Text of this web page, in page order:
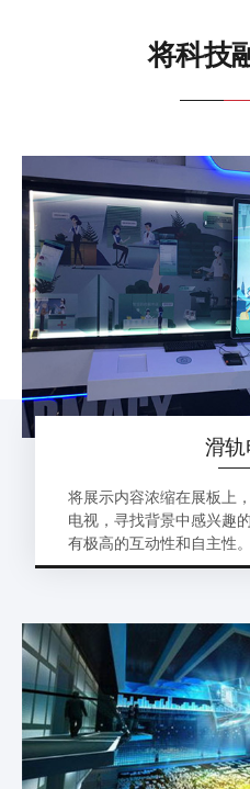
将科技
滑轨
将展示内容浓缩在展板上
电视，寻找背景中感兴趣
有极高的互动性和自主性。